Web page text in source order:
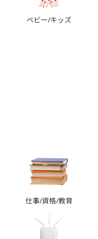
ベビー/キッズ
仕事/資格/教育